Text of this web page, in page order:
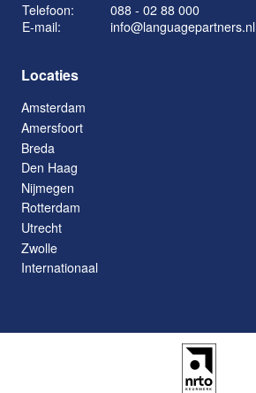
Telefoon:
088 - 02 88 000
E-mail:
info@languagepartners.nl
Locaties
Amsterdam
Amersfoort
Breda
Den Haag
Nijmegen
Rotterdam
Utrecht
Zwolle
Internationaal